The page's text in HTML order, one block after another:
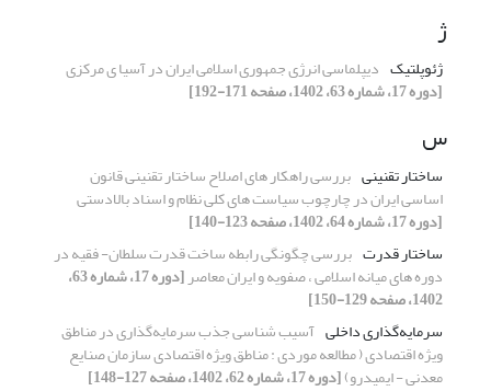
ژ
ژئوپلتیک دیپلماسی انرژی جمهوری اسلامی ایران در آسیا ی مرکزی
[دوره 17، شماره 63، 1402، صفحه 171-192]
س
ساختار تقنینی بررسی راهکار های اصلاح ساختار تقنینی قانون
اساسی ایران در چارچوب سیاست های کلی نظام و اسناد بالادستی
[دوره 17، شماره 64، 1402، صفحه 123-140]
ساختار قدرت بررسی چگونگی رابطه ساخت قدرت سلطان- فقیه در
دوره های میانه اسلامی ، صفویه و ایران معاصر [دوره 17، شماره 63،
1402، صفحه 129-150]
سرمایه‌گذاری داخلی آسیب شناسی جذب سرمایه‌گذاری در مناطق
ویژه اقتصادی ( مطالعه موردی : مناطق ویژه اقتصادی سازمان صنایع
معدنی - ایمیدرو)[دوره 17، شماره 62، 1402، صفحه 127-148]